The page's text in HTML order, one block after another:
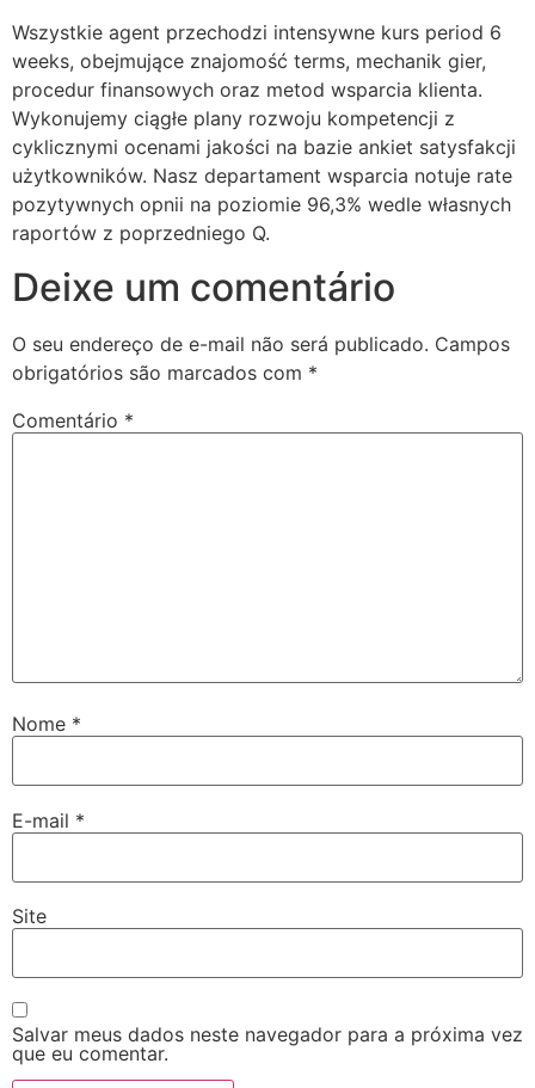
Wszystkie agent przechodzi intensywne kurs period 6
weeks, obejmujące znajomość terms, mechanik gier,
procedur finansowych oraz metod wsparcia klienta.
Wykonujemy ciągłe plany rozwoju kompetencji z
cyklicznymi ocenami jakości na bazie ankiet satysfakcji
użytkowników. Nasz departament wsparcia notuje rate
pozytywnych opnii na poziomie 96,3% wedle własnych
raportów z poprzedniego Q.
Deixe um comentário
O seu endereço de e-mail não será publicado. Campos
obrigatórios são marcados com *
Comentário *
Nome *
E-mail *
Site
Salvar meus dados neste navegador para a próxima vez
que eu comentar.